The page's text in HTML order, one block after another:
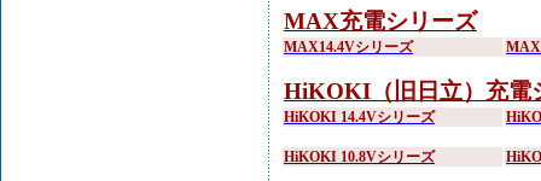
MAX充電シリーズ
MAX14.4Vシリーズ
HiKOKI（旧日立）充電
HiKOKI 14.4Vシリーズ
HiKOKI 10.8Vシリーズ